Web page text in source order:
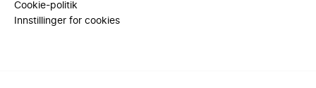
Cookie-politik
Innstillinger for cookies